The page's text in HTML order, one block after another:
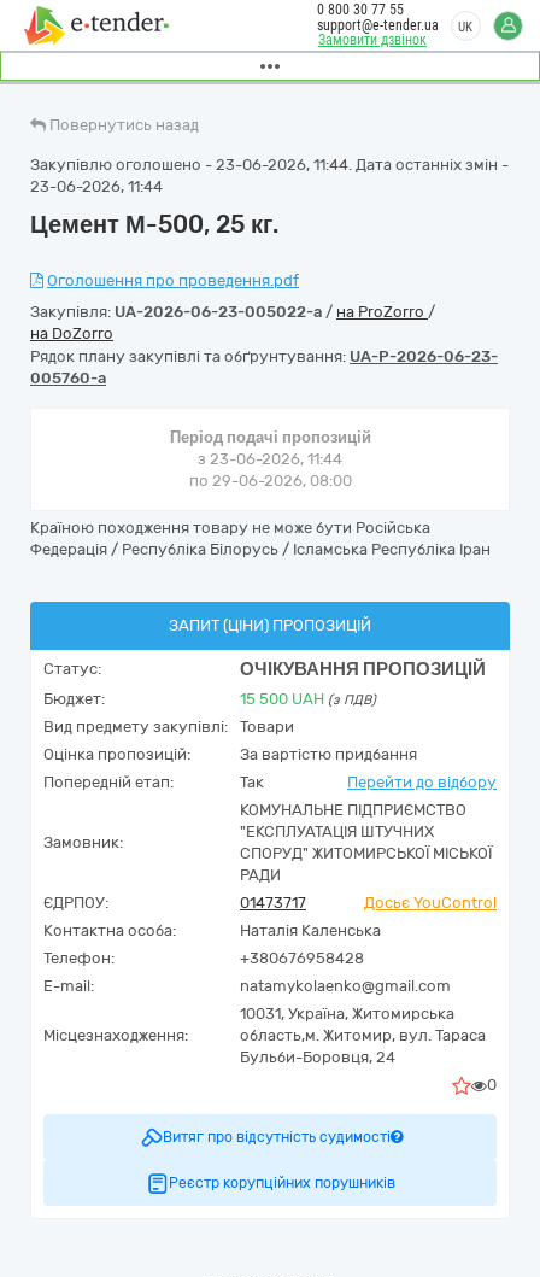
Замовити дзвінок
0 800 30 77 55
support@e-tender.ua
UK
Повернутись назад
Закупівлю оголошено - 23-06-2026, 11:44. Дата останніх змін -
23-06-2026, 11:44
Цемент М-500, 25 кг.
Оголошення про проведення.pdf
Закупівля: UA-2026-06-23-005022-a / на ProZorro /
на DoZorro
Рядок плану закупівлі та обґрунтування: UA-P-2026-06-23-
005760-a
Період подачі пропозицій
з 23-06-2026, 11:44
по 29-06-2026, 08:00
Країною походження товару не може бути Російська
Федерація / Республіка Білорусь / Ісламська Республіка Іран
ЗАПИТ (ЦІНИ) ПРОПОЗИЦІЙ
Статус: ОЧІКУВАННЯ ПРОПОЗИЦІЙ
Бюджет: 15 500 UAH (з ПДВ)
Вид предмету закупівлі:
Товари
Оцінка пропозицій:
За вартістю придбання
Попередній етап:
Так Перейти до відбору
Замовник:
КОМУНАЛЬНЕ ПІДПРИЄМСТВО
"ЕКСПЛУАТАЦІЯ ШТУЧНИХ
СПОРУД" ЖИТОМИРСЬКОЇ МІСЬКОЇ
РАДИ
ЄДРПОУ:
01473717
Досьє YouControl
Контактна особа:
Наталія Каленська
Телефон:
+380676958428
E-mail:
natamykolaenko@gmail.com
Місцезнаходження:
10031, Україна, Житомирська
область,м. Житомир, вул. Тараса
Бульби-Боровця, 24
0
Витяг про відсутність судимості
Реєстр корупційних порушників